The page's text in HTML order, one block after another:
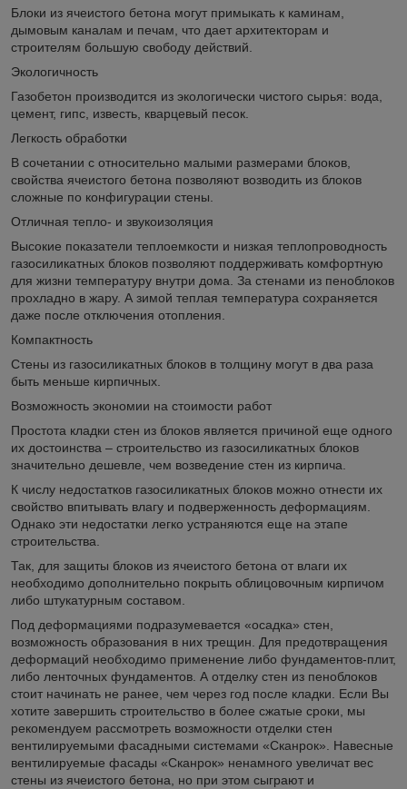
Блоки из ячеистого бетона могут примыкать к каминам,
дымовым каналам и печам, что дает архитекторам и
строителям большую свободу действий.
Экологичность
Газобетон производится из экологически чистого сырья: вода,
цемент, гипс, известь, кварцевый песок.
Легкость обработки
В сочетании с относительно малыми размерами блоков,
свойства ячеистого бетона позволяют возводить из блоков
сложные по конфигурации стены.
Отличная тепло- и звукоизоляция
Высокие показатели теплоемкости и низкая теплопроводность
газосиликатных блоков позволяют поддерживать комфортную
для жизни температуру внутри дома. За стенами из пеноблоков
прохладно в жару. А зимой теплая температура сохраняется
даже после отключения отопления.
Компактность
Стены из газосиликатных блоков в толщину могут в два раза
быть меньше кирпичных.
Возможность экономии на стоимости работ
Простота кладки стен из блоков является причиной еще одного
их достоинства – строительство из газосиликатных блоков
значительно дешевле, чем возведение стен из кирпича.
К числу недостатков газосиликатных блоков можно отнести их
свойство впитывать влагу и подверженность деформациям.
Однако эти недостатки легко устраняются еще на этапе
строительства.
Так, для защиты блоков из ячеистого бетона от влаги их
необходимо дополнительно покрыть облицовочным кирпичом
либо штукатурным составом.
Под деформациями подразумевается «осадка» стен,
возможность образования в них трещин. Для предотвращения
деформаций необходимо применение либо фундаментов-плит,
либо ленточных фундаментов. А отделку стен из пеноблоков
стоит начинать не ранее, чем через год после кладки. Если Вы
хотите завершить строительство в более сжатые сроки, мы
рекомендуем рассмотреть возможности отделки стен
вентилируемыми фасадными системами «Сканрок». Навесные
вентилируемые фасады «Сканрок» ненамного увеличат вес
стены из ячеистого бетона, но при этом сыграют и